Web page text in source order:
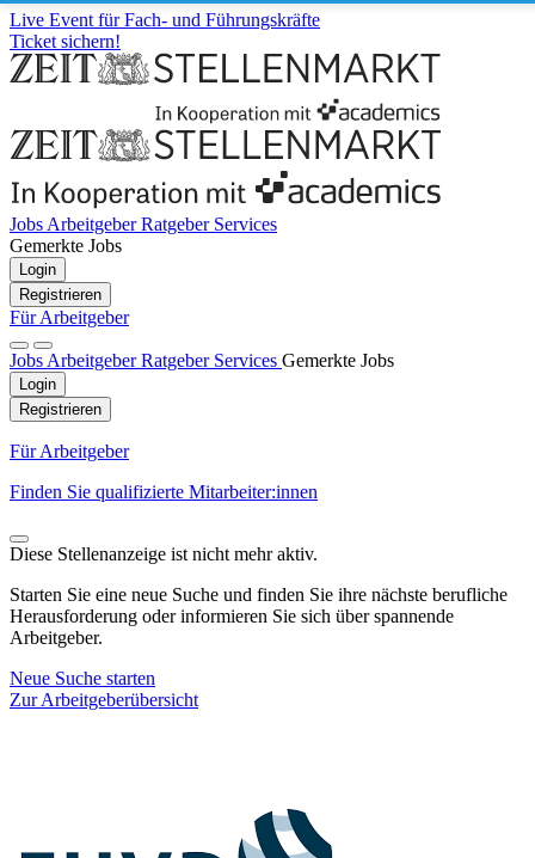
Live Event für Fach- und Führungskräfte
Ticket sichern!
Jobs ArbeitgeberRatgeber Services
Gemerkte Jobs
Login
Registrieren
Für Arbeitgeber
Jobs ArbeitgeberRatgeber Services Gemerkte Jobs
Login
Registrieren
Für Arbeitgeber
Finden Sie qualifizierte Mitarbeiter:innen
Diese Stellenanzeige ist nicht mehr aktiv.
Starten Sie eine neue Suche und finden Sie ihre nächste berufliche
Herausforderung oder informieren Sie sich über spannende
Arbeitgeber.
Neue Suche starten
Zur Arbeitgeberübersicht